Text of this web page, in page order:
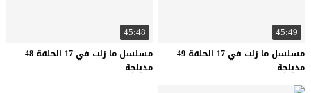
45:49
مسلسل ما زلت في 17 الحلقة 49
مدبلجة
45:48
مسلسل ما زلت في 17 الحلقة 48
مدبلجة